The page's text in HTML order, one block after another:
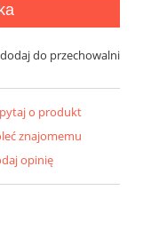
dodaj do przechowalni
o produkt
znajomemu
opinię